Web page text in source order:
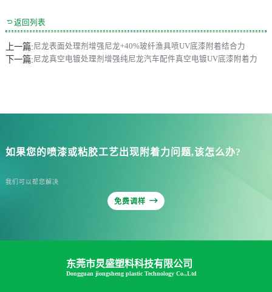
 返回列表
上一篇:尼龙表面处理剂增强尼龙+40%玻纤渔具喷UV底漆附着结合力
下一篇:尼龙真空电镀处理剂增强纯尼龙汽车配件真空电镀UV底漆附着力
如果您的喷漆或粘胶工艺出现附着力问题,该怎么办?
我们可以帮您解决
免费调样 
东莞市炅盛塑料科技有限公司
Dongguan jiongsheng plastic Technology Co.,Ltd